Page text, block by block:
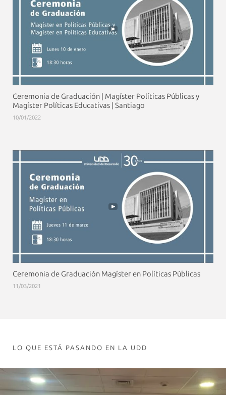
Ceremonia de Graduación | Magíster Políticas Públicas y
Magíster Políticas Educativas | Santiago
10/01/2022
Ceremonia de Graduación Magíster en Políticas Públicas
11/03/2021
LO QUE ESTÁ PASANDO EN LA UDD